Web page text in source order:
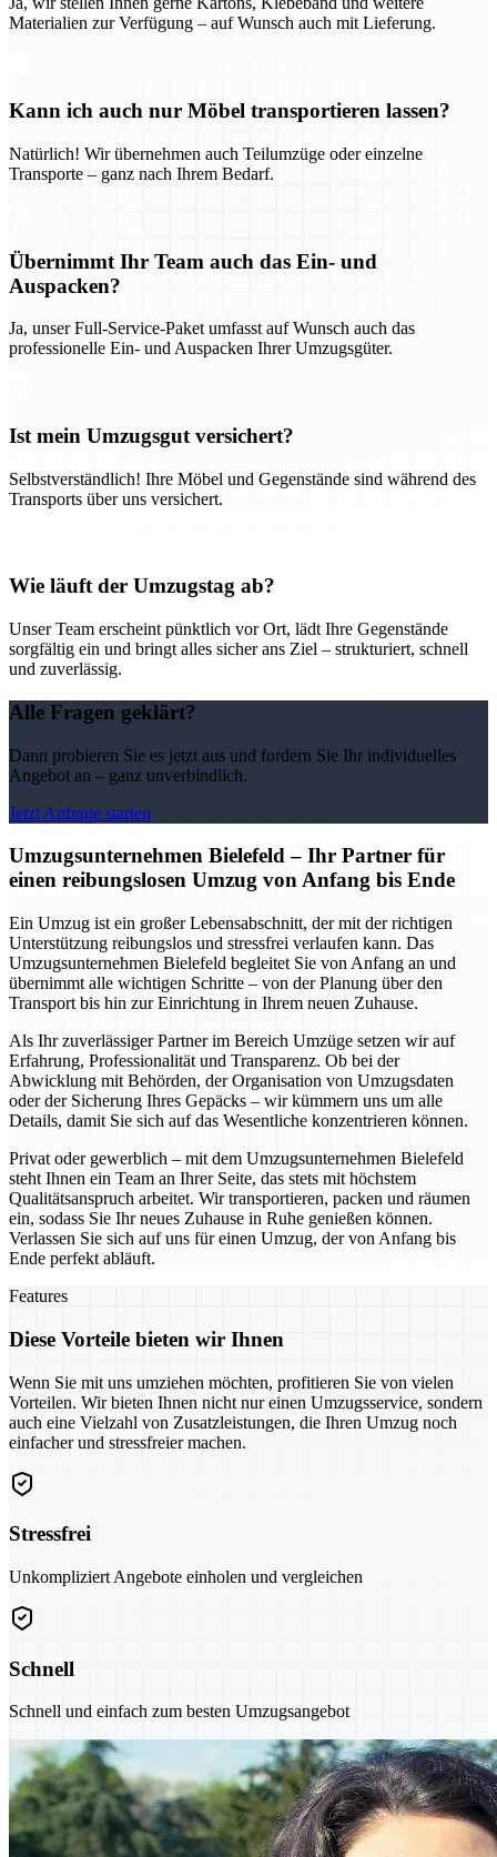
Materialien zur Verfügung – auf Wunsch auch mit Lieferung.
Kann ich auch nur Möbel transportieren lassen?
Natürlich! Wir übernehmen auch Teilumzüge oder einzelne
Transporte – ganz nach Ihrem Bedarf.
Übernimmt Ihr Team auch das Ein- und
Auspacken?
Ja, unser Full-Service-Paket umfasst auf Wunsch auch das
professionelle Ein- und Auspacken Ihrer Umzugsgüter.
Ist mein Umzugsgut versichert?
Selbstverständlich! Ihre Möbel und Gegenstände sind während des
Transports über uns versichert.
Wie läuft der Umzugstag ab?
Unser Team erscheint pünktlich vor Ort, lädt Ihre Gegenstände
sorgfältig ein und bringt alles sicher ans Ziel – strukturiert, schnell
und zuverlässig.
Alle Fragen geklärt?
Dann probieren Sie es jetzt aus und fordern Sie Ihr individuelles
Angebot an – ganz unverbindlich.
Jetzt Anfrage starten
Umzugsunternehmen Bielefeld – Ihr Partner für
einen reibungslosen Umzug von Anfang bis Ende
Ein Umzug ist ein großer Lebensabschnitt, der mit der richtigen
Unterstützung reibungslos und stressfrei verlaufen kann. Das
Umzugsunternehmen Bielefeld begleitet Sie von Anfang an und
übernimmt alle wichtigen Schritte – von der Planung über den
Transport bis hin zur Einrichtung in Ihrem neuen Zuhause.
Als Ihr zuverlässiger Partner im Bereich Umzüge setzen wir auf
Erfahrung, Professionalität und Transparenz. Ob bei der
Abwicklung mit Behörden, der Organisation von Umzugsdaten
oder der Sicherung Ihres Gepäcks – wir kümmern uns um alle
Details, damit Sie sich auf das Wesentliche konzentrieren können.
Privat oder gewerblich – mit dem Umzugsunternehmen Bielefeld
steht Ihnen ein Team an Ihrer Seite, das stets mit höchstem
Qualitätsanspruch arbeitet. Wir transportieren, packen und räumen
ein, sodass Sie Ihr neues Zuhause in Ruhe genießen können.
Verlassen Sie sich auf uns für einen Umzug, der von Anfang bis
Ende perfekt abläuft.
Features
Diese Vorteile bieten wir Ihnen
Wenn Sie mit uns umziehen möchten, profitieren Sie von vielen
Vorteilen. Wir bieten Ihnen nicht nur einen Umzugsservice, sondern
auch eine Vielzahl von Zusatzleistungen, die Ihren Umzug noch
einfacher und stressfreier machen.
Stressfrei
Unkompliziert Angebote einholen und vergleichen
Schnell
Schnell und einfach zum besten Umzugsangebot